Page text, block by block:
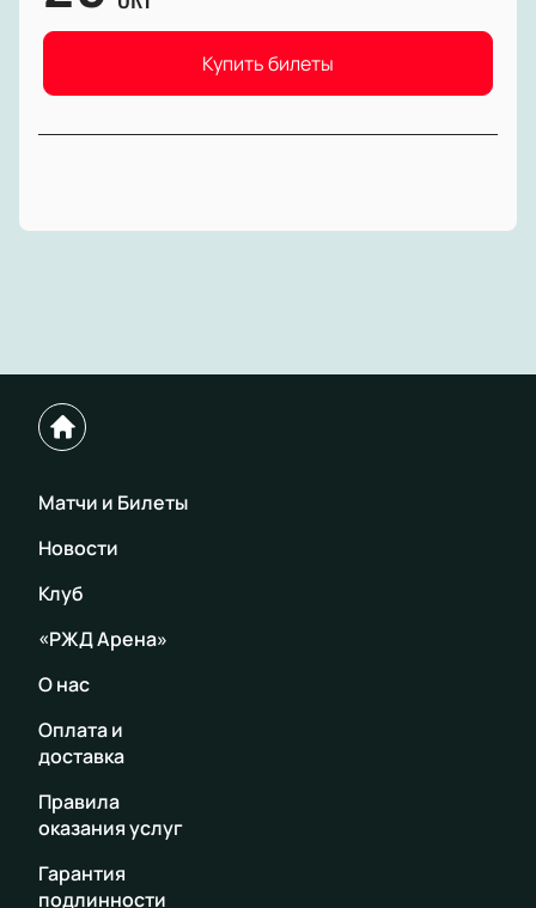
Купить билеты
Матчи и Билеты
Новости
Клуб
«РЖД Арена»
О нас
Оплата и
доставка
Правила
оказания услуг
Гарантия
подлинности